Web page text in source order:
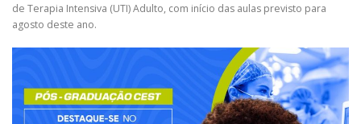
de Terapia Intensiva (UTI) Adulto, com início das aulas previsto para
agosto deste ano.